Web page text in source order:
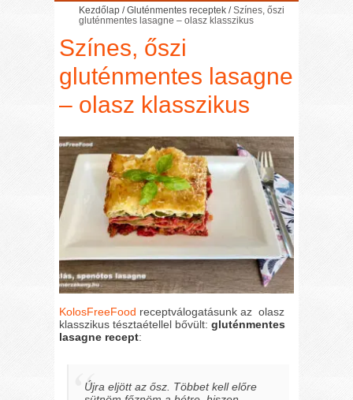
Kezdőlap /Gluténmentes receptek /Színes, őszi
gluténmentes lasagne – olasz klasszikus
Színes, őszi
gluténmentes lasagne
– olasz klasszikus
KolosFreeFood receptválogatásunk az olasz
klasszikus tésztaétellel bővült:gluténmentes
lasagne recept:
Újra eljött az ősz. Többet kell előre